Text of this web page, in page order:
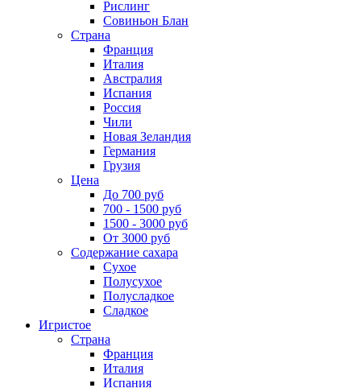
Рислинг
Совиньон Блан
Страна
Франция
Италия
Австралия
Испания
Россия
Чили
Новая Зеландия
Германия
Грузия
Цена
До 700 руб
700 - 1500 руб
1500 - 3000 руб
От 3000 руб
Содержание сахара
Сухое
Полусухое
Полусладкое
Сладкое
Игристое
Страна
Франция
Италия
Испания